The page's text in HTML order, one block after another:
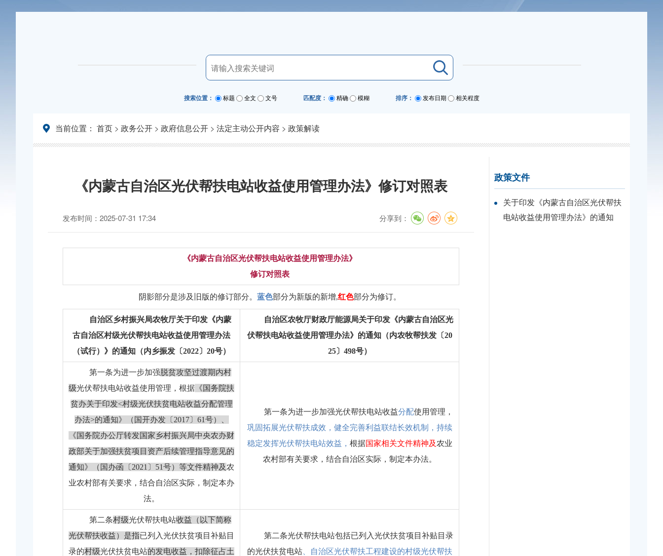
搜索位置： 标题 全文 文号 匹配度： 精确 模糊 排序： 发布日期 相关程度
当前位置： 首页 > 政务公开 > 政府信息公开 > 法定主动公开内容 > 政策解读
《内蒙古自治区光伏帮扶电站收益使用管理办法》修订对照表
发布时间：2025-07-31 17:34 分享到：
《内蒙古自治区光伏帮扶电站收益使用管理办法》
修订对照表
阴影部分是涉及旧版的修订部分。 蓝色部分为新版的新增,红色部分为修订。
自治区乡村振兴局农牧厅关于印发《内蒙
古自治区村级光伏帮扶电站收益使用管理办法
（试行） 》的通知 （内乡振发〔2022〕20号）
自治区农牧厅财政厅能源局关于印发《内蒙古自治区光
伏帮扶电站收益使用管理办法》的通知（内农牧帮扶发〔20
25〕 498号）
第一条为进一步加强脱贫攻坚过渡期内村
级光伏帮扶电站收益使用管理，根据 《国务院扶
贫办关于印发<村级光伏扶贫电站收益分配管理
办法>的通知》（国开办发〔 2017〕 61号）、
《国务院办公厅转发国家乡村振兴局中央农办财
政部关于加强扶贫项目资产后续管理指导意见的
通知》（国办函〔 2021 〕 51号）等文件精神及农
业农村部有关要求，结合自治区实际，制定本办
法。
第一条为进一步加强光伏帮扶电站收益分配使用管理，
巩固拓展光伏帮扶成效，健全完善利益联结长效机制，持续
稳定发挥光伏帮扶电站效益， 根据国家相关文件精神及农业
农村部有关要求，结合自治区实际，制定本办法。
第二条村级光伏帮扶电站收益（以下简称
光伏帮扶收益）是指已列入光伏扶贫项目补贴目
录的村级光伏扶贫电站的发电收益，扣除征占土
第二条光伏帮扶电站包括已列入光伏扶贫项目补贴目录
的光伏扶贫电站、自治区光伏帮扶工程建设的村级光伏帮扶
政策文件
关于印发《内蒙古自治区光伏帮扶
电站收益使用管理办法》的通知